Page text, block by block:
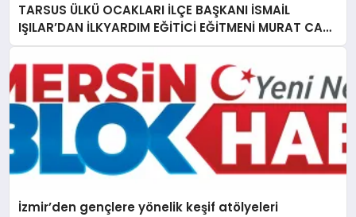
TARSUS ÜLKÜ OCAKLARI İLÇE BAŞKANI İSMAİL
IŞILAR’DAN İLKYARDIM EĞİTİCİ EĞİTMENİ MURAT CAN
FİDAN’A ZİYARET
İzmir’den gençlere yönelik keşif atölyeleri